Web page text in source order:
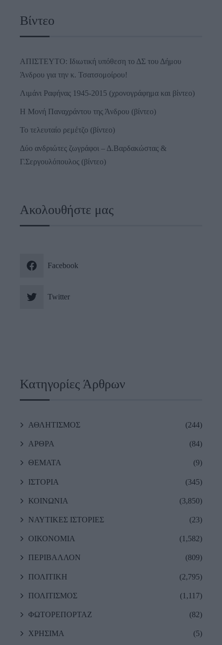
Βίντεο
ΑΠΙΣΤΕΥΤΟ: Ιδιωτική υπόθεση το ΔΣ του Δήμου
Άνδρου για την κ. Τσατσομοίρου!
Λιμάνι Ραφήνας 1945-2015 (χρονογράφημα και βίντεο)
Η Μονή Παναχράντου της Άνδρου (βίντεο)
Το τελευταίο ρεμέτζο (βίντεο)
Δύο ανδριώτες ζωγράφοι – Δ.Βαρδακώστας &
Γ.Σεργουλόπουλος (βίντεο)
Ακολουθήστε μας
Facebook
Twitter
Κατηγορίες Άρθρων
ΑΘΛΗΤΙΣΜΟΣ (244)
ΑΡΘΡΑ (84)
ΘΕΜΑΤΑ (9)
ΙΣΤΟΡΙΑ (345)
ΚΟΙΝΩΝΙΑ (3,850)
ΝΑΥΤΙΚΕΣ ΙΣΤΟΡΙΕΣ (23)
ΟΙΚΟΝΟΜΙΑ (1,582)
ΠΕΡΙΒΑΛΛΟΝ (809)
ΠΟΛΙΤΙΚΗ (2,795)
ΠΟΛΙΤΙΣΜΟΣ (1,117)
ΦΩΤΟΡΕΠΟΡΤΑΖ (82)
ΧΡΗΣΙΜΑ (5)